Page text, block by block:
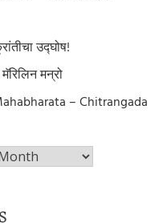
उद्घोष!
मन्रो
– Chitrangada